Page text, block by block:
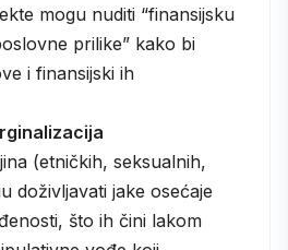
mogu nuditi “finansijsku
prilike” kako bi
i finansijski ih
(etničkih, seksualnih,
doživljavati jake osećaje
što ih čini lakom